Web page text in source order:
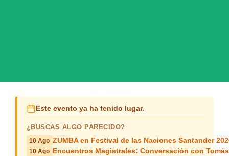
Este evento ya ha tenido lugar.
¿BUSCAS ALGO PARECIDO?
10 Ago ZUMBA en Festival de las Naciones Santander
10 Ago Encuentros Magistrales: Conversación con